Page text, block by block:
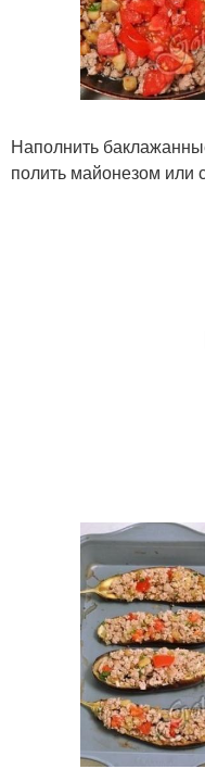
Наполнить
полить майонезом или